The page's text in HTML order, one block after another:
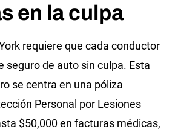
en la culpa
requiere que cada conductor
seguro de auto sin culpa. Esta
se centra en una póliza
Personal por Lesiones
$50,000 en facturas médicas,